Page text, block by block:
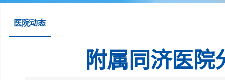
医院动态
附属同济医